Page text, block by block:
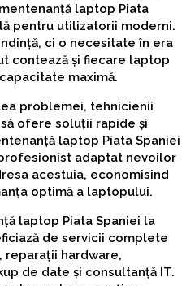
laptop Piata
pentru utilizatorii moderni.
ci o necesitate în era
contează și fiecare laptop
maximă.
problemei, tehnicienii
ofere soluții rapide și
laptop Piata Spaniei
adaptat nevoilor
acestuia, economisind
optimă a laptopului.
laptop Piata Spaniei la
de servicii complete
reparații hardware,
de date și consultanță IT.